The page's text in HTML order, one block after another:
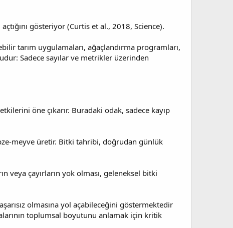
gösteriyor (Curtis et al., 2018, Science).
tarım uygulamaları, ağaçlandırma programları,
Sadece sayılar ve metrikler üzerinden
öne çıkarır. Buradaki odak, sadece kayıp
meyve üretir. Bitki tahribi, doğrudan günlük
veya çayırların yok olması, geleneksel bitki
olmasına yol açabileceğini göstermektedir
toplumsal boyutunu anlamak için kritik